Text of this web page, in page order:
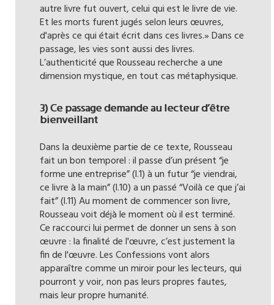
autre livre fut ouvert, celui qui est le livre de vie.
Et les morts furent jugés selon leurs œuvres,
d'après ce qui était écrit dans ces livres.» Dans ce
passage, les vies sont aussi des livres.
L’authenticité que Rousseau recherche a une
dimension mystique, en tout cas métaphysique.
3) Ce passage demande au lecteur d’être
bienveillant
Dans la deuxième partie de ce texte, Rousseau
fait un bon temporel : il passe d’un présent “je
forme une entreprise” (l.1) à un futur “je viendrai,
ce livre à la main” (l.10) a un passé “Voilà ce que j’ai
fait” (l.11) Au moment de commencer son livre,
Rousseau voit déjà le moment où il est terminé.
Ce raccourci lui permet de donner un sens à son
œuvre : la finalité de l'œuvre, c’est justement la
fin de l'œuvre. Les Confessions vont alors
apparaître comme un miroir pour les lecteurs, qui
pourront y voir, non pas leurs propres fautes,
mais leur propre humanité.